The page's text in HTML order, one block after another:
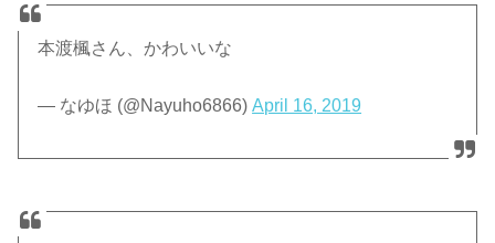
本渡楓さん、かわいいな
— なゆほ (@Nayuho6866)April 16, 2019